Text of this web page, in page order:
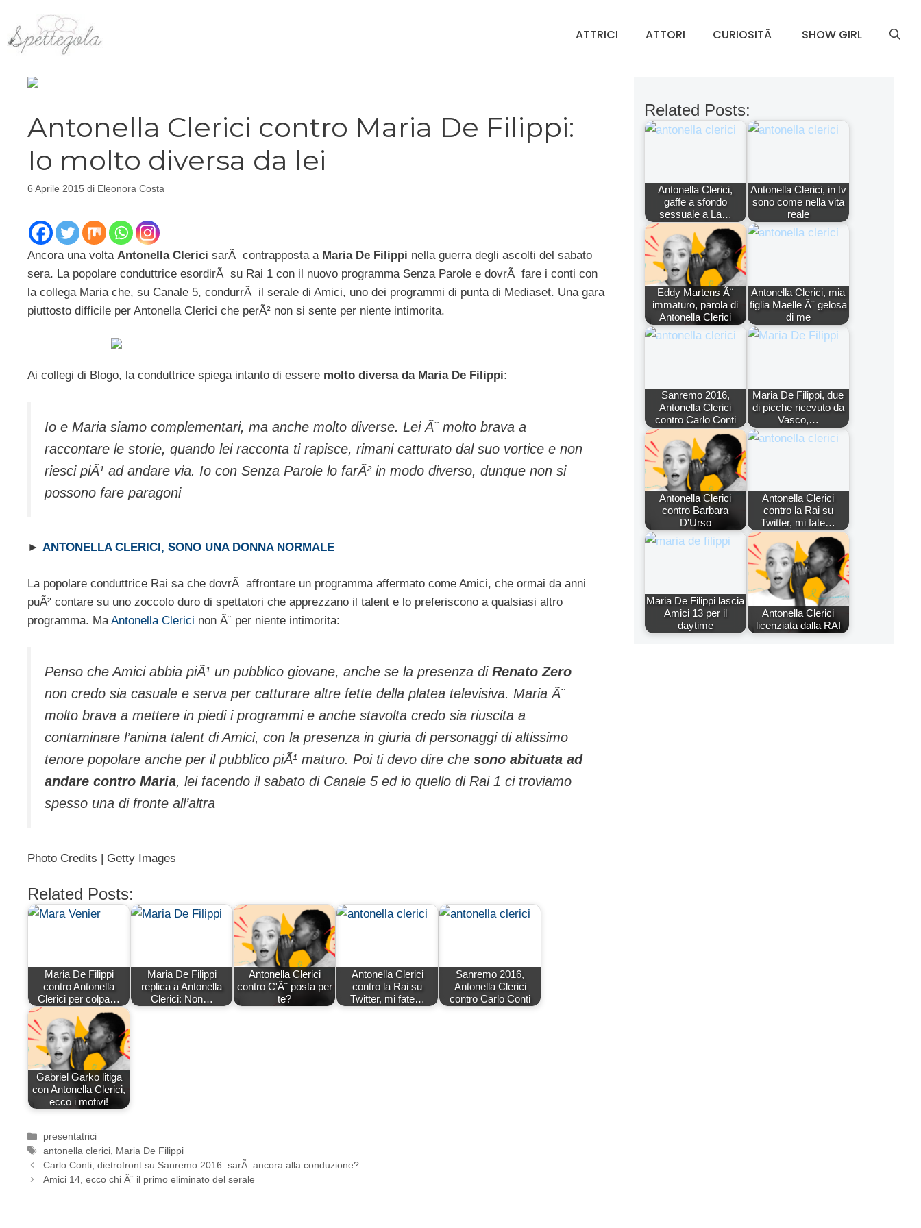
contenuto
ATTRICI ATTORI CURIOSITÃ SHOW GIRL
Antonella Clerici contro Maria De Filippi:
Io molto diversa da lei
6 Aprile 2015 di Eleonora Costa
Ancora una volta Antonella Clerici sarÃ contrapposta a Maria De Filippi nella guerra degli ascolti del sabato
sera. La popolare conduttrice esordirÃ su Rai 1 con il nuovo programma Senza Parole e dovrÃ fare i conti con
la collega Maria che, su Canale 5, condurrÃ il serale di Amici, uno dei programmi di punta di Mediaset. Una gara
piuttosto difficile per Antonella Clerici che perÃ² non si sente per niente intimorita.
Ai collegi di Blogo, la conduttrice spiega intanto di essere molto diversa da Maria De Filippi:
Io e Maria siamo complementari, ma anche molto diverse. Lei Ã¨ molto brava a
raccontare le storie, quando lei racconta ti rapisce, rimani catturato dal suo vortice e non
riesci piÃ¹ ad andare via. Io con Senza Parole lo farÃ² in modo diverso, dunque non si
possono fare paragoni
► ANTONELLA CLERICI, SONO UNA DONNA NORMALE
La popolare conduttrice Rai sa che dovrÃ affrontare un programma affermato come Amici, che ormai da anni
puÃ² contare su uno zoccolo duro di spettatori che apprezzano il talent e lo preferiscono a qualsiasi altro
programma. MaAntonella Clerici non Ã¨ per niente intimorita:
Penso che Amici abbia piÃ¹ un pubblico giovane, anche se la presenza di Renato Zero
non credo sia casuale e serva per catturare altre fette della platea televisiva. Maria Ã¨
molto brava a mettere in piedi i programmi e anche stavolta credo sia riuscita a
contaminare l’anima talent di Amici, con la presenza in giuria di personaggi di altissimo
tenore popolare anche per il pubblico piÃ¹ maturo. Poi ti devo dire che sono abituata ad
andare contro Maria, lei facendo il sabato di Canale 5 ed io quello di Rai 1 ci troviamo
spesso una di fronte all’altra
Photo Credits | Getty Images
Related Posts:
Maria De Filippi
contro Antonella
Clerici per colpa…
Maria De Filippi
replica a Antonella
Clerici: Non…
Antonella Clerici
contro C'Ã¨ posta per
te?
Antonella Clerici
contro la Rai su
Twitter, mi fate…
Sanremo 2016,
Antonella Clerici
contro Carlo Conti
Gabriel Garko litiga
con Antonella Clerici,
ecco i motivi!
Categorie
presentatrici
Tag
antonella clerici, Maria De Filippi
Carlo Conti, dietrofront su Sanremo 2016: sarÃ ancora alla conduzione?
Amici 14, ecco chi Ã¨ il primo eliminato del serale
Related Posts:
Antonella Clerici,
gaffe a sfondo
sessuale a La…
Antonella Clerici, in tv
sono come nella vita
reale
Eddy Martens Ã¨
immaturo, parola di
Antonella Clerici
Antonella Clerici, mia
figlia Maelle Ã¨ gelosa
di me
Sanremo 2016,
Antonella Clerici
contro Carlo Conti
Maria De Filippi, due
di picche ricevuto da
Vasco,…
Antonella Clerici
contro Barbara
D'Urso
Antonella Clerici
contro la Rai su
Twitter, mi fate…
Maria De Filippi lascia
Amici 13 per il
daytime
Antonella Clerici
licenziata dalla RAI